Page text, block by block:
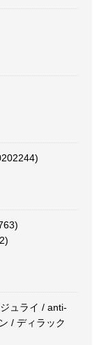
ュライ / anti-
/ ディラック